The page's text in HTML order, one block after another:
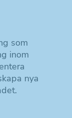
som
inom
nya